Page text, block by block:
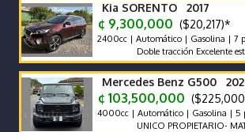
Kia SORENTO 2017
¢ 9,300,000 ($20,217)*
2400cc | Automático | Gasolina | 7
Doble tracción Excelente estado
Mercedes Benz G500
¢ 103,500,000
4000cc | Automático | Gasolina | 5
UNICO PROPIETARIO-